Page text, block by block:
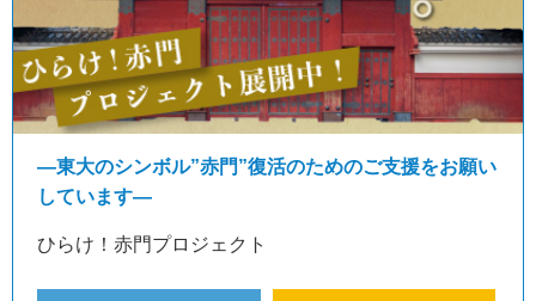
―東大のシンボル”赤門”復活のためのご支援をお願い
しています―
ひらけ！赤門プロジェクト